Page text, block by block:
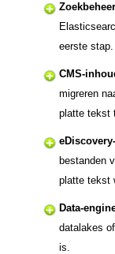
eerste stap.
CMS-
migreren
platte tekst
bestanden
platte tekst
Data-
datalakes
is.